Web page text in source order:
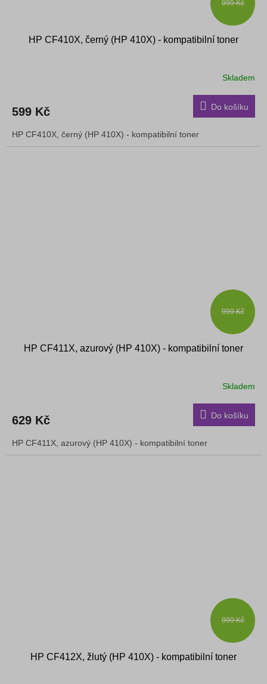
999 Kč
HP CF410X, černý (HP 410X) - kompatibilní toner
Skladem
599 Kč Do košíku
HP CF410X, černý (HP 410X) - kompatibilní toner
999 Kč
HP CF411X, azurový (HP 410X) - kompatibilní toner
Skladem
629 Kč Do košíku
HP CF411X, azurový (HP 410X) - kompatibilní toner
999 Kč
HP CF412X, žlutý (HP 410X) - kompatibilní toner